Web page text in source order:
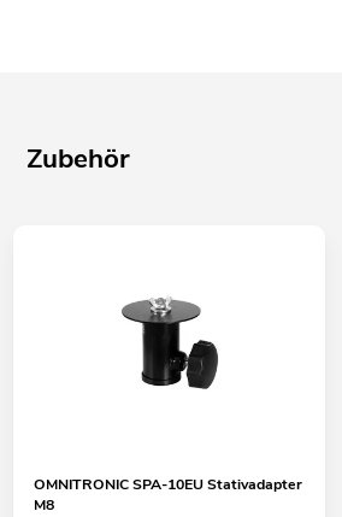
Zubehör
OMNITRONIC SPA-10EU Stativadapter
M8